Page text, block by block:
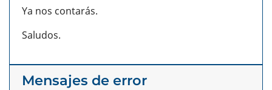
Ya nos contarás.
Saludos.
Mensajes de error